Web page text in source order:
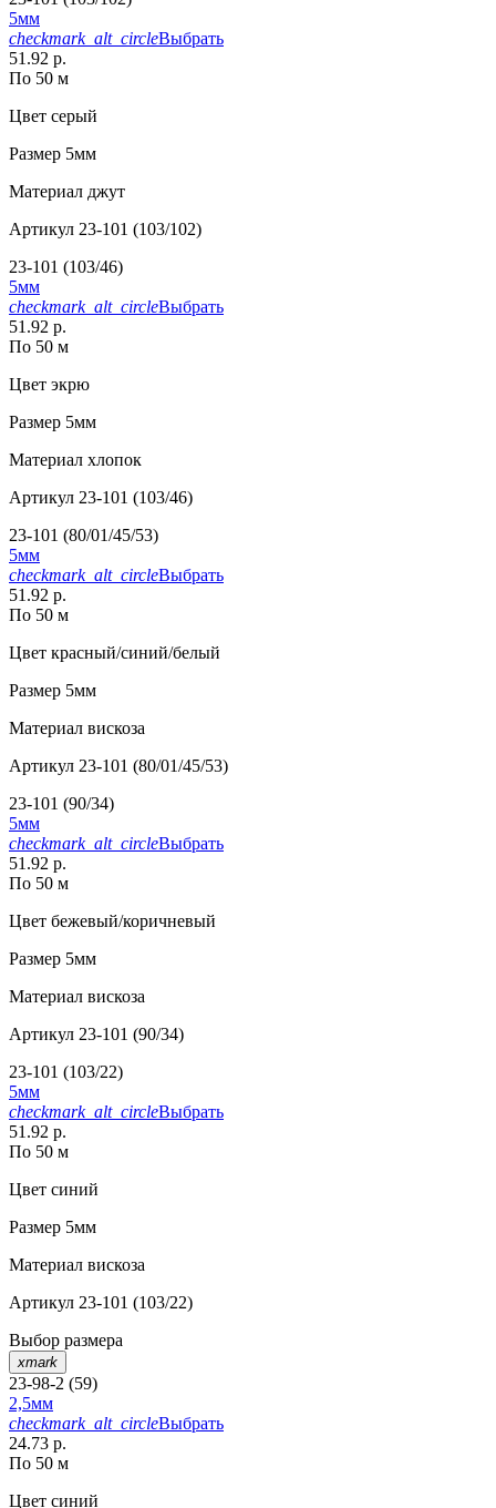
5мм
checkmark_alt_circleВыбрать
51.92 р.
По 50 м
Цвет серый
Размер 5мм
Материал джут
Артикул 23-101 (103/102)
23-101 (103/46)
5мм
checkmark_alt_circleВыбрать
51.92 р.
По 50 м
Цвет экрю
Размер 5мм
Материал хлопок
Артикул 23-101 (103/46)
23-101 (80/01/45/53)
5мм
checkmark_alt_circleВыбрать
51.92 р.
По 50 м
Цвет красный/синий/белый
Размер 5мм
Материал вискоза
Артикул 23-101 (80/01/45/53)
23-101 (90/34)
5мм
checkmark_alt_circleВыбрать
51.92 р.
По 50 м
Цвет бежевый/коричневый
Размер 5мм
Материал вискоза
Артикул 23-101 (90/34)
23-101 (103/22)
5мм
checkmark_alt_circleВыбрать
51.92 р.
По 50 м
Цвет синий
Размер 5мм
Материал вискоза
Артикул 23-101 (103/22)
Выбор размера
xmark
23-98-2 (59)
2,5мм
checkmark_alt_circleВыбрать
24.73 р.
По 50 м
Цвет синий